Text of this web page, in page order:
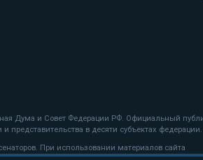
Дума и Совет Федерации РФ. Официальный
представительства в десяти субъектах федерации.
При использовании материалов сайта